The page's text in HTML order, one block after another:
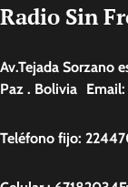
Radio Sin
Av.Tejada Sorzano
Paz . Bolivia Email:
Teléfono fijo: